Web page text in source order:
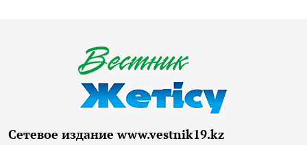
Сетевое издание www.vestnik19.kz